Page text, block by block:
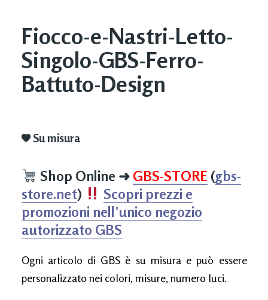
Fiocco-e-Nastri-Letto-
Singolo-GBS-Ferro-
Battuto-Design
Su misura
Shop Online ➜ GBS-STORE (gbs-
store.net)
Scopri prezzi e
promozioni nell’unico negozio
autorizzato GBS
Ogni articolo di GBS è su misura e può essere
personalizzato nei colori, misure, numero luci.